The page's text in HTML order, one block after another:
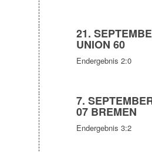
21.
UNION 60
Endergebnis 2:0
7.
07 BREMEN
Endergebnis 3:2